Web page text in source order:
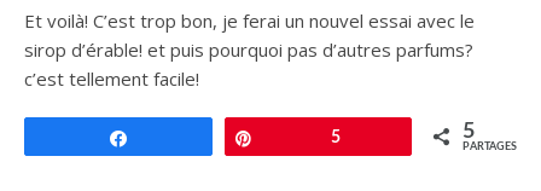
Et voilà! C’est trop bon, je ferai un nouvel essai avec le
sirop d’érable! et puis pourquoi pas d’autres parfums?
c’est tellement facile!
5 5
PARTAGES